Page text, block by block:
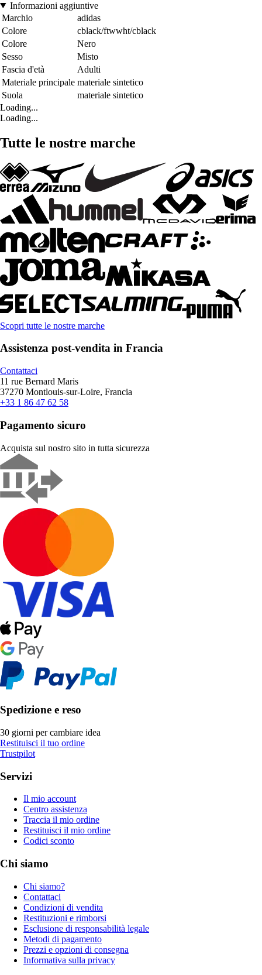
Informazioni aggiuntive
Marchio
adidas
Colore
cblack/ftwwht/cblack
Colore
Nero
Sesso
Misto
Fascia d'età
Adulti
Materiale principale materiale sintetico
Suola
materiale sintetico
Loading...
Loading...
Tutte le nostre marche
Scopri tutte le nostre marche
Assistenza post-vendita in Francia
Contattaci
11 rue Bernard Maris
37270 Montlouis-sur-Loire, Francia
+33 1 86 47 62 58
Pagamento sicuro
Acquista sul nostro sito in tutta sicurezza
Spedizione e reso
30 giorni per cambiare idea
Restituisci il tuo ordine
Trustpilot
Servizi
Il mio account
Centro assistenza
Traccia il mio ordine
Restituisci il mio ordine
Codici sconto
Chi siamo
Chi siamo?
Contattaci
Condizioni di vendita
Restituzioni e rimborsi
Esclusione di responsabilità legale
Metodi di pagamento
Prezzi e opzioni di consegna
Informativa sulla privacy